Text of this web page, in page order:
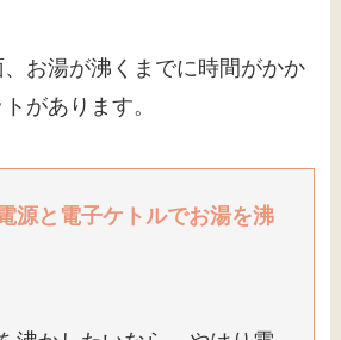
お湯が沸くまでに時間がかか
があります。
源と電子ケトルでお湯を沸